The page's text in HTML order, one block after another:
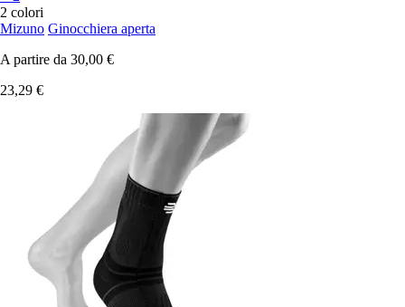
2 colori
Mizuno Ginocchiera aperta
A partire da 30,00 €
23,29 €